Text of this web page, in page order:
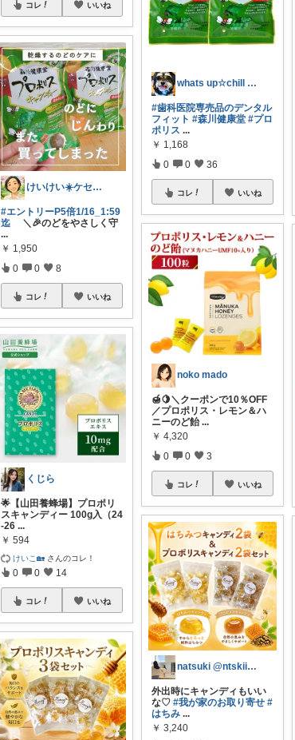
コレ いいね
けいけい☀️ケセラセラと軽やかに🌻
#エントリーP5倍1/16_1:59
迄 ＼🎉のどをやさしく守
...
￥ 1,950
0 0 8
コレ いいね
くじら
🌟【山田養蜂場】プロポリ
スキャンディー 100g入（24
-26 ...
￥ 594
けいこ🏡 さんのコレ！
0 0 14
コレ いいね
whats up☆chill out
#歯科医院専売品のデンタル
フィット #森川健康堂 #プロ
ポリス ...
￥ 1,168
0 0 36
コレ いいね
noko mado
🍯🍋＼クーポンで10％OFF
／プロポリス・レモン＆ハ
ニーのど飴 ...
￥ 4,320
0 0 3
コレ いいね
natsuki @ntskii.___
外出時にキャンディもいい
な♡#我が家のお取り寄せ #
はちみ ...
￥ 3,240